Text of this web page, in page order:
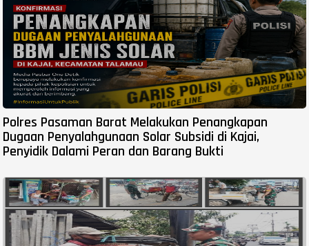
Polres Pasaman Barat Melakukan Penangkapan
Dugaan Penyalahgunaan Solar Subsidi di Kajai,
Penyidik Dalami Peran dan Barang Bukti